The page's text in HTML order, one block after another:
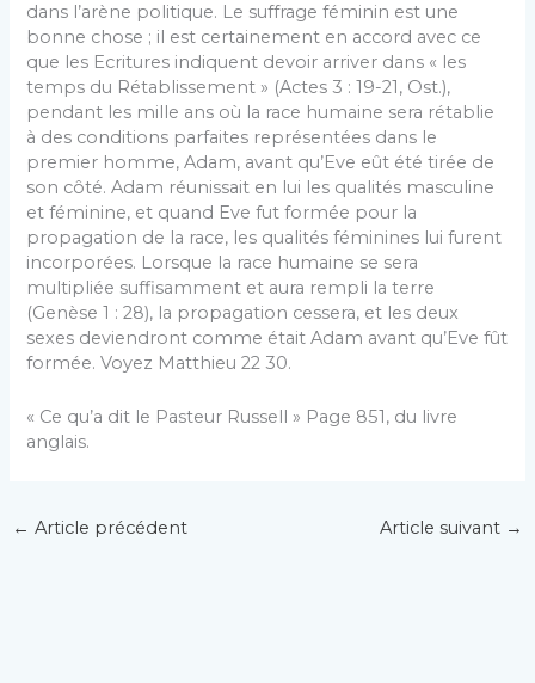
dans l’arène politique. Le suffrage féminin est une
bonne chose ; il est certainement en accord avec ce
que les Ecritures indiquent devoir arriver dans « les
temps du Rétablissement » (Actes 3 : 19-21, Ost.),
pendant les mille ans où la race humaine sera rétablie
à des conditions parfaites représentées dans le
premier homme, Adam, avant qu’Eve eût été tirée de
son côté. Adam réunissait en lui les qualités masculine
et féminine, et quand Eve fut formée pour la
propagation de la race, les qualités féminines lui furent
incorporées. Lorsque la race humaine se sera
multipliée suffisamment et aura rempli la terre
(Genèse 1 : 28), la propagation cessera, et les deux
sexes deviendront comme était Adam avant qu’Eve fût
formée. Voyez Matthieu 22 30.
« Ce qu’a dit le Pasteur Russell » Page 851, du livre
anglais.
← Article précédent Article suivant →